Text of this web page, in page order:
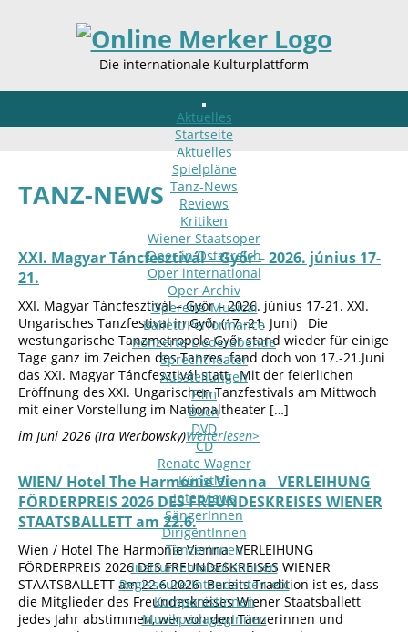
Die internationale Kulturplattform
Aktuelles
Startseite
Aktuelles
Spielpläne
Tanz-News
Reviews
Kritiken
Wiener Staatsoper
Oper in Österreich
Oper international
Oper Archiv
Operette-Musical
Ballett/Performance
Konzerte-Liederabende
Sprechtheater
Ausstellungen
Film
Buch
DVD
CD
Renate Wagner
Künstler
Interviews
SängerInnen
DirigentInnen
TänzerInnen
InstrumentalsolistInnen
Regisseure/Intendanten-etc
KomponistInnen
MusikpädagogInnen
TANZ-NEWS
XXI. Magyar Táncfesztivál – Győr – 2026. június 17-
21.
XXI. Magyar Táncfesztivál – Győr – 2026. június 17-21. XXI.
Ungarisches Tanzfestival in Győr (17.-21. Juni) Die
westungarische Tanzmetropole Győr stand wieder für einige
Tage ganz im Zeichen des Tanzes, fand doch von 17.-21.Juni
das XXI. Magyar Táncfesztivál statt. Mit der feierlichen
Eröffnung des XXI. Ungarischen Tanzfestivals am Mittwoch
mit einer Vorstellung im Nationaltheater […]
im Juni 2026 (Ira Werbowsky)Weiterlesen>
WIEN/ Hotel The Harmonie Vienna VERLEIHUNG
FÖRDERPREIS 2026 DES FREUNDESKREISES WIENER
STAATSBALLETT am 22.6.
Wien / Hotel The Harmonie Vienna VERLEIHUNG
FÖRDERPREIS 2026 DES FREUNDESKREISES WIENER
STAATSBALLETT am 22.6.2026 Bereits Tradition ist es, dass
die Mitglieder des Freundeskreises Wiener Staatsballett
jedes Jahr abstimmen, wer von den Tänzerinnen und